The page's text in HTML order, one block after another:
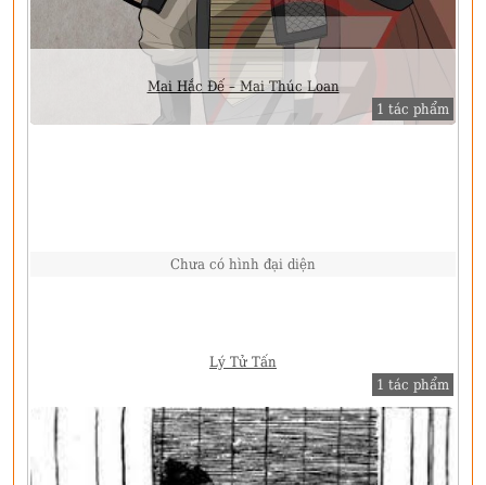
Mai Hắc Đế – Mai Thúc Loan
1 tác phẩm
Chưa có hình đại diện
Lý Tử Tấn
1 tác phẩm